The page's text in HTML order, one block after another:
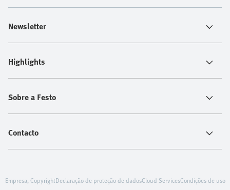
Newsletter
Highlights
Sobre a Festo
Contacto
Empresa, CopyrightDeclaração de proteção de dadosCloud ServicesCondições de uso